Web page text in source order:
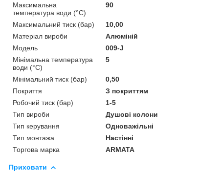
Максимальна
температура води (°C)
90
Максимальний тиск (бар)
10,00
Матеріал вироби
Алюміній
Мoдель
009-J
Мінімальна температура
води (°C)
5
Мінімальний тиск (бар)
0,50
Покриття
З покриттям
Робочий тиск (бар)
1-5
Тип вироби
Душові колони
Тип керування
Одноважільні
Тип монтажа
Настінні
Торгова марка
ARMATA
Приховати